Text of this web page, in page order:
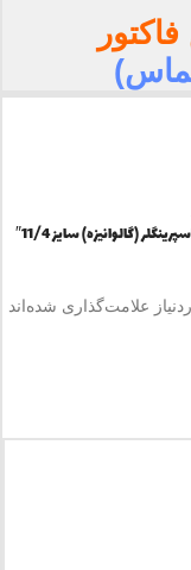
اولین نفری باشید که دیدگاهی را ارسال می کنید برای “بست اسپرينگلر (گالوانيزه) سايز 11/4″
علامت‌گذاری شده‌اند